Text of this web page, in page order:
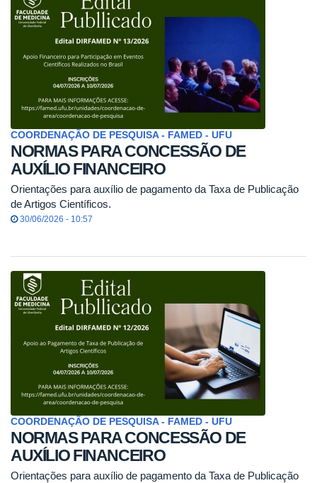
COORDENAÇÃO DE PESQUISA - FAMED - UFU
NORMAS PARA CONCESSÃO DE
AUXÍLIO FINANCEIRO
Orientações para auxílio de pagamento da Taxa de Publicação
de Artigos Científicos.
30/06/2026 - 10:57
COORDENAÇÃO DE PESQUISA - FAMED - UFU
NORMAS PARA CONCESSÃO DE
AUXÍLIO FINANCEIRO
Orientações para auxílio de pagamento da Taxa de Publicação